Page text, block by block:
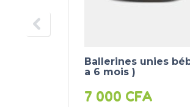
Ballerines unies
a 6 mois )
7 000 CFA